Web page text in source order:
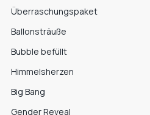
Überraschungspaket
Ballonsträuße
Bubble befüllt
Himmelsherzen
Big Bang
Gender Reveal